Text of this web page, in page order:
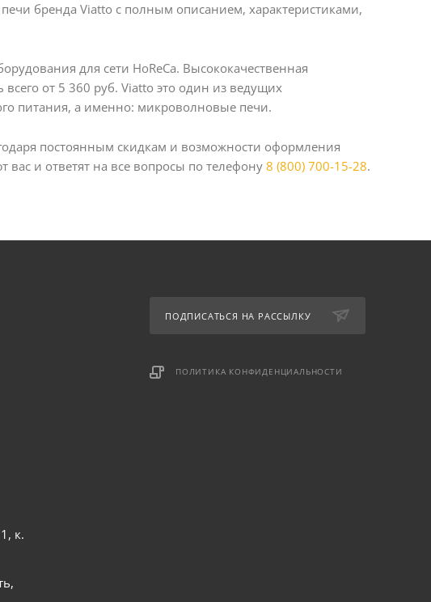
бренда Viatto с полным описанием, характеристиками,
для сети HoReCa. Высококачественная
от 5 360 руб. Viatto это один из ведущих
питания, а именно: микроволновые печи.
постоянным скидкам и возможности оформления
и ответят на все вопросы по телефону 8 (800) 700-15-28.
к.
ПОДПИСАТЬСЯ НА РАССЫЛКУ
ПОЛИТИКА КОНФИДЕНЦИАЛЬНОСТИ